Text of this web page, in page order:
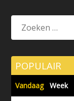
POPULAIR
Vandaag Week